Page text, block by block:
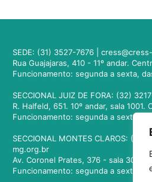
SEDE: (31) 3527-7676 |
Rua Guajajaras, 410 - 11º andar.
Funcionamento: segunda a sexta,
SECCIONAL JUIZ DE FORA: (32)
R. Halfeld, 651. 10º andar, sala
Funcionamento: segunda a sexta,
SECCIONAL MONTES CLAROS:
mg.org.br
Av. Coronel Prates, 376 - sala 301.
Funcionamento: segunda a sexta,